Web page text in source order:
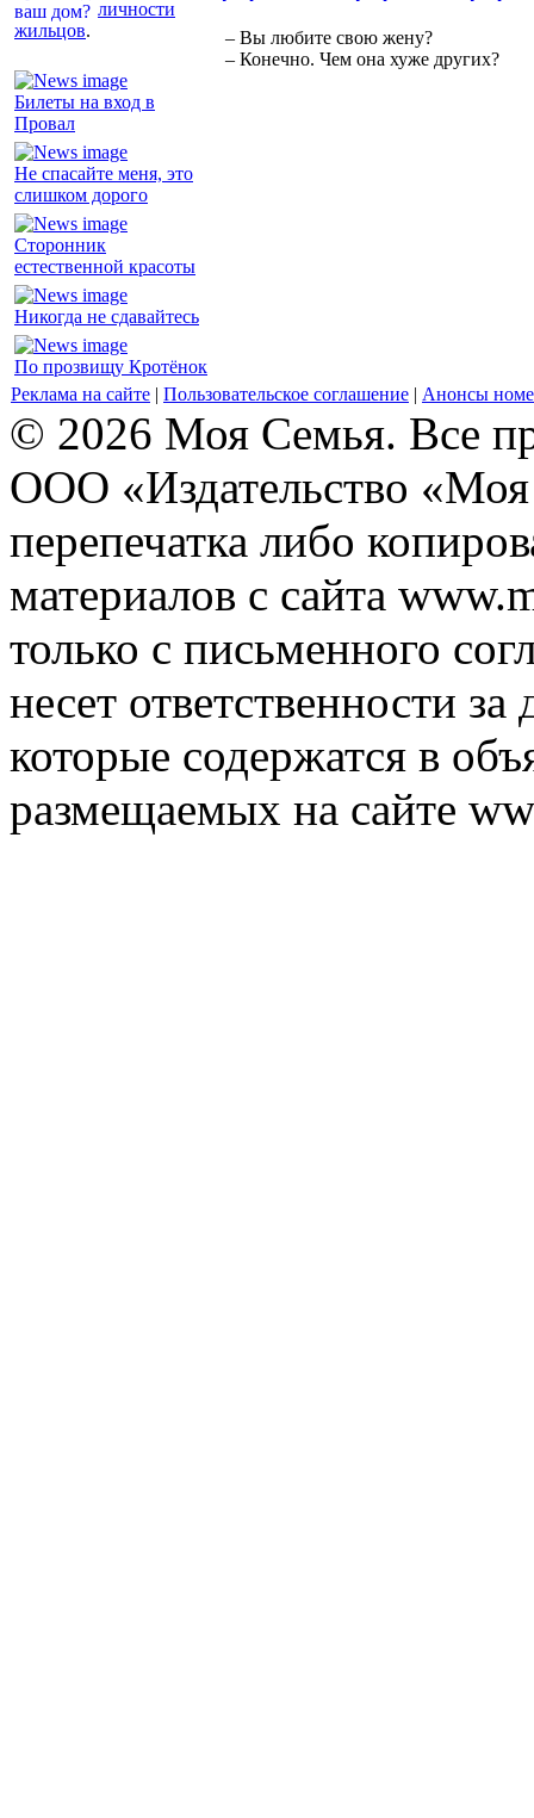
личности
жильцов.
Билеты на вход в
Провал
Не спасайте меня, это
слишком дорого
Сторонник
естественной красоты
Никогда не сдавайтесь
По прозвищу Кротёнок
– Вы любите свою жену?
– Конечно. Чем она хуже других?
Реклама на сайте | Пользовательское соглашение | Анонсы
© 2026 Моя Семья. Все
ООО «Издательство
перепечатка либо
материалов с сайта
только с письменного
несет ответственности
которые содержатся в
размещаемых на сайте